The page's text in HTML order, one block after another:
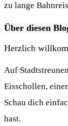
zu lange
Über diesen
Herzlich
Auf
Eisschollen,
Schau dich
hast.